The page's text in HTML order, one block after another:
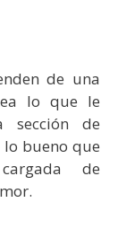
de una
lo que le
sección de
bueno que
de